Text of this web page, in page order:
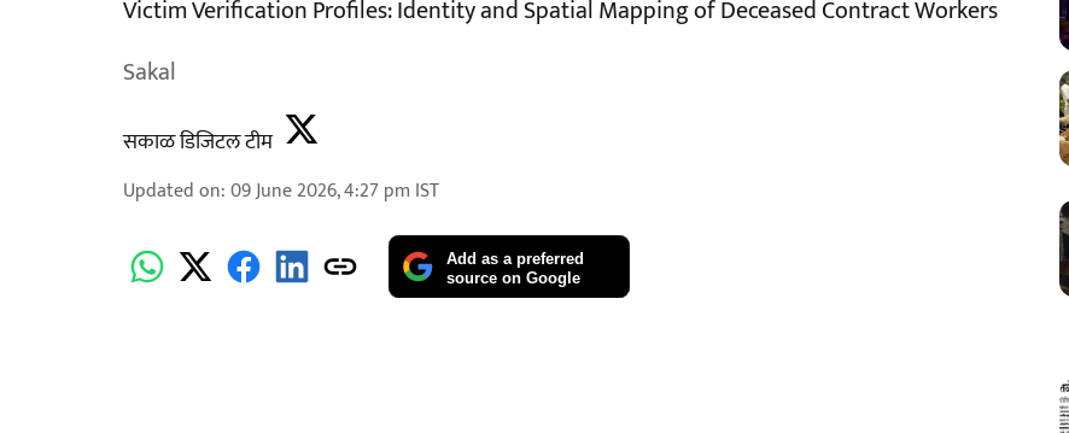
Victim Verification Profiles: Identity and Spatial Mapping of Deceased Contract Workers
Sakal
सकाळ डिजिटल टीम
Updated on:09 June 2026, 4:27 pm IST
Add as a preferred
source on Google